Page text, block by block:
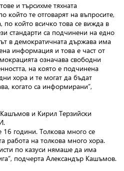
и търсихме тяхната
който те отговарят на въпросите,
който всичко това се вижда в
стандарти са подчинени на едно
в демократичната държава има
информация и това е част от
означава свободни
на която е подчинена
хора и те могат да бъдат
когато са информирани”,
и Кирил Терзийски
години. Толкова много се
работа на толкова много хора.
по казуси нямаше да има
подчерта Александър Кашъмов.